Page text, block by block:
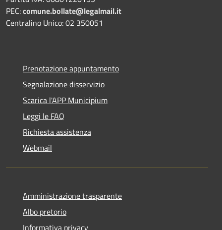
PEC:comune.bollate@legalmail.it
Centralino Unico: 02 350051
Prenotazione appuntamento
Segnalazione disservizio
Scarica l'APP Municipium
Leggi le FAQ
Richiesta assistenza
Webmail
Amministrazione trasparente
Albo pretorio
Informativa privacy